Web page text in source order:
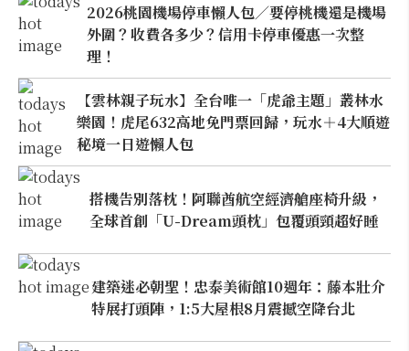
2026桃園機場停車懶人包／要停桃機還是機場
外圍？收費各多少？信用卡停車優惠一次整
理！
【雲林親子玩水】全台唯一「虎爺主題」叢林水
樂園！虎尾632高地免門票回歸，玩水＋4大順遊
秘境一日遊懶人包
搭機告別落枕！阿聯酋航空經濟艙座椅升級，
全球首創「U-Dream頭枕」包覆頭頸超好睡
建築迷必朝聖！忠泰美術館10週年：藤本壯介
特展打頭陣，1:5大屋根8月震撼空降台北